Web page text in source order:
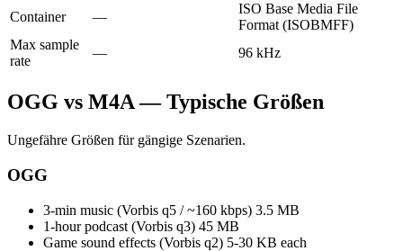
Container
—
ISO Base Media File
Format (ISOBMFF)
Max sample
rate
— 96 kHz
OGG vs M4A — Typische Größen
Ungefähre Größen für gängige Szenarien.
OGG
3-min music (Vorbis q5 / ~160 kbps) 3.5 MB
1-hour podcast (Vorbis q3) 45 MB
Game sound effects (Vorbis q2) 5-30 KB each